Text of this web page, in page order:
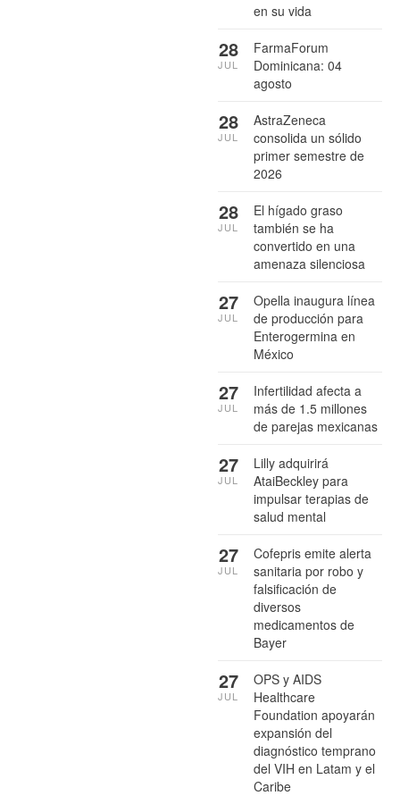
en su vida
FarmaForum
Dominicana: 04
agosto
28
JUL
AstraZeneca
consolida un sólido
primer semestre de
2026
28
JUL
El hígado graso
también se ha
convertido en una
amenaza silenciosa
28
JUL
Opella inaugura línea
de producción para
Enterogermina en
México
27
JUL
Infertilidad afecta a
más de 1.5 millones
de parejas mexicanas
27
JUL
Lilly adquirirá
AtaiBeckley para
impulsar terapias de
salud mental
27
JUL
Cofepris emite alerta
sanitaria por robo y
falsificación de
diversos
medicamentos de
Bayer
27
JUL
OPS y AIDS
Healthcare
Foundation apoyarán
expansión del
diagnóstico temprano
del VIH en Latam y el
Caribe
27
JUL